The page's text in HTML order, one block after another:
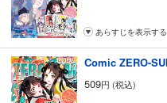
あらすじを表示する
509円 (税込)